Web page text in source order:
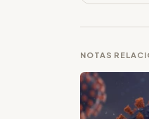
NOTAS